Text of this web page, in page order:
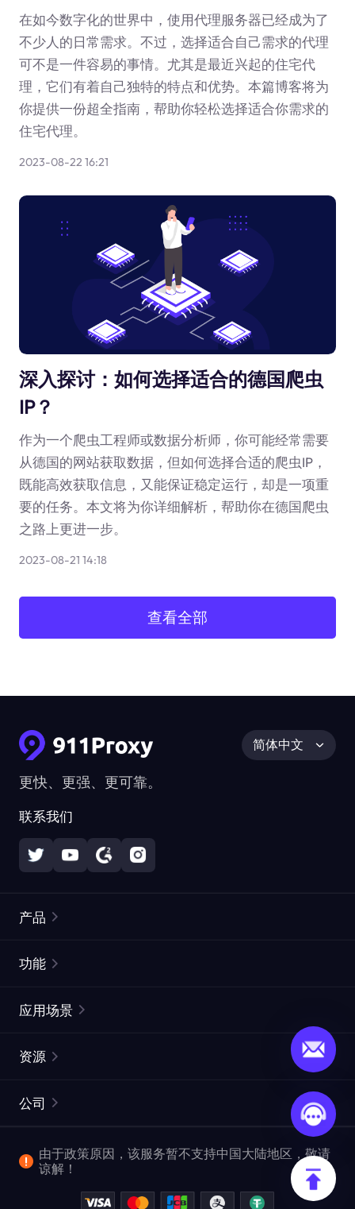
在如今数字化的世界中，使用代理服务器已经成为了
不少人的日常需求。不过，选择适合自己需求的代理
可不是一件容易的事情。尤其是最近兴起的住宅代
理，它们有着自己独特的特点和优势。本篇博客将为
你提供一份超全指南，帮助你轻松选择适合你需求的
住宅代理。
2023-08-22 16:21
深入探讨：如何选择适合的德国爬虫
IP？
作为一个爬虫工程师或数据分析师，你可能经常需要
从德国的网站获取数据，但如何选择合适的爬虫IP，
既能高效获取信息，又能保证稳定运行，却是一项重
要的任务。本文将为你详细解析，帮助你在德国爬虫
之路上更进一步。
2023-08-21 14:18
查看全部
更快、更强、更可靠。
联系我们
简体中文
产品
静态住宅代理
网页抓取 API
视频下载 API
功能
ISP代理
ProxySite
应用场景
市场研究
爬行和索引
查看全部使用场景
资源
常见问题解答
位置
公司
企业服务
反洗钱合规计划
由于政策原因，该服务暂不支持中国大陆地区，敬请
谅解！